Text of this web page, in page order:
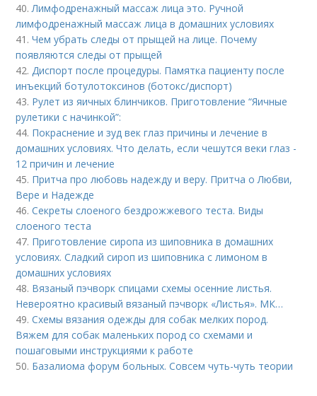
40.Лимфодренажный массаж лица это. Ручной
лимфодренажный массаж лица в домашних условиях
41.Чем убрать следы от прыщей на лице. Почему
появляются следы от прыщей
42.Диспорт после процедуры. Памятка пациенту после
инъекций ботулотоксинов (ботокс/диспорт)
43. Рулет из яичных блинчиков. Приготовление “Яичные
рулетики с начинкой”:
44. Покраснение и зуд век глаз причины и лечение в
домашних условиях. Что делать, если чешутся веки глаз -
12 причин и лечение
45. Притча про любовь надежду и веру. Притча о Любви,
Вере и Надежде
46.Секреты слоеного бездрожжевого теста. Виды
слоеного теста
47. Приготовление сиропа из шиповника в домашних
условиях. Сладкий сироп из шиповника с лимоном в
домашних условиях
48. Вязаный пэчворк спицами схемы осенние листья.
Невероятно красивый вязаный пэчворк «Листья». МК…
49.Схемы вязания одежды для собак мелких пород.
Вяжем для собак маленьких пород со схемами и
пошаговыми инструкциями к работе
50. Базалиома форум больных. Совсем чуть-чуть теории